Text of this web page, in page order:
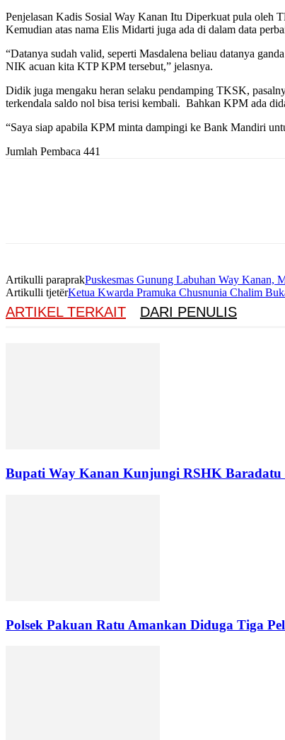
Penjelasan Kadis Sosial Way Kanan Itu Diperkuat pula oleh
Kemudian atas nama Elis Midarti juga ada di dalam data
“Datanya sudah valid, seperti Masdalena beliau datanya
NIK acuan kita KTP KPM tersebut,” jelasnya.
Didik juga mengaku heran selaku pendamping TKSK,
terkendala saldo nol bisa terisi kembali. Bahkan KPM ada
“Saya siap apabila KPM minta dampingi ke Bank Mandiri
Jumlah Pembaca 441
Artikulli paraprakPuskesmas Gunung Labuhan Way
Artikulli tjetërKetua Kwarda Pramuka Chusnunia Chalim
ARTIKEL TERKAIT DARI PENULIS
Bupati Way Kanan Kunjungi RSHK Baradatu
Polsek Pakuan Ratu Amankan Diduga Tiga